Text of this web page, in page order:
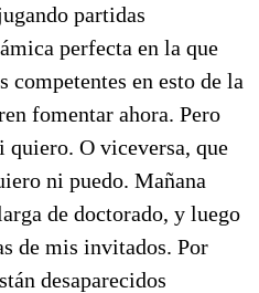
partidas
perfecta en la que
competentes en esto de la
fomentar ahora. Pero
quiero. O viceversa, que
ni puedo. Mañana
de doctorado, y luego
de mis invitados. Por
desaparecidos